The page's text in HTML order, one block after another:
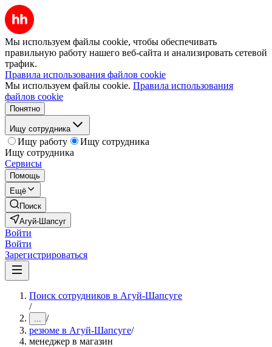
Мы используем файлы cookie, чтобы обеспечивать
правильную работу нашего веб-сайта и анализировать сетевой
трафик.
Правила использования файлов cookie
Мы используем файлы cookie. Правила использования
файлов cookie
Понятно
Ищу сотрудника
Ищу работу
Ищу сотрудника
Ищу сотрудника
Сервисы
Помощь
Ещё
Поиск
Агуй-Шапсуг
Войти
Войти
Зарегистрироваться
Поиск сотрудников в Агуй-Шапсуге
/
... /
резюме в Агуй-Шапсуге/
менеджер в магазин